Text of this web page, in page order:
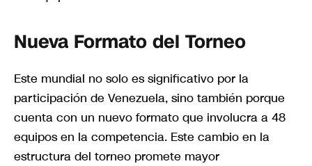
Nueva Formato del Torneo
Este mundial no solo es significativo por la
participación de Venezuela, sino también porque
cuenta con un nuevo formato que involucra a 48
equipos en la competencia. Este cambio en la
estructura del torneo promete mayor